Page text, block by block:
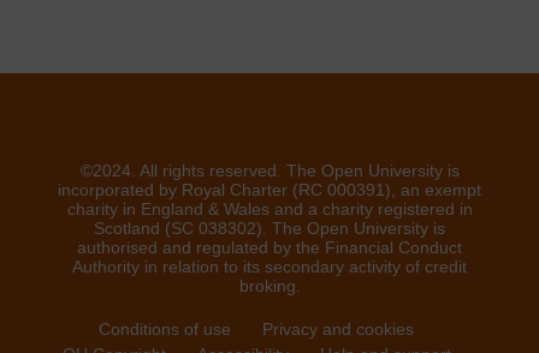
©2024. All rights reserved. The Open University is
incorporated by Royal Charter (RC 000391), an exempt
charity in England & Wales and a charity registered in
Scotland (SC 038302). The Open University is
authorised and regulated by the Financial Conduct
Authority in relation to its secondary activity of credit
broking.
Conditions of use
Privacy and cookies